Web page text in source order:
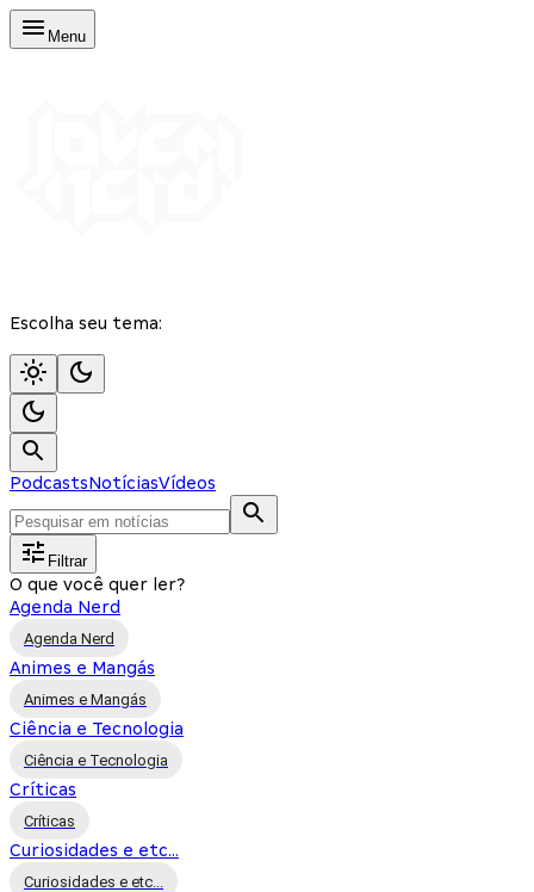
Menu
Escolha seu tema:
PodcastsNotíciasVídeos
Filtrar
O que você quer ler?
Agenda Nerd
Agenda Nerd
Animes e Mangás
Animes e Mangás
Ciência e Tecnologia
Ciência e Tecnologia
Críticas
Críticas
Curiosidades e etc...
Curiosidades e etc...